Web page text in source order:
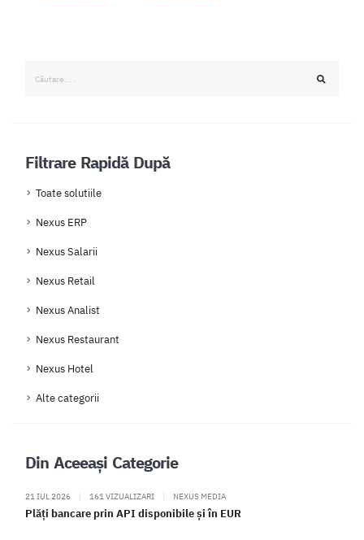
Filtrare Rapidă După
Toate solutiile
Nexus ERP
Nexus Salarii
Nexus Retail
Nexus Analist
Nexus Restaurant
Nexus Hotel
Alte categorii
Din Aceeași Categorie
21 IUL 2026 | 161 VIZUALIZARI | NEXUS MEDIA
Plăți bancare prin API disponibile și în EUR